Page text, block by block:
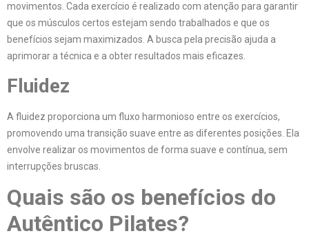
movimentos. Cada exercício é realizado com atenção para garantir
que os músculos certos estejam sendo trabalhados e que os
benefícios sejam maximizados. A busca pela precisão ajuda a
aprimorar a técnica e a obter resultados mais eficazes.
Fluidez
A fluidez proporciona um fluxo harmonioso entre os exercícios,
promovendo uma transição suave entre as diferentes posições. Ela
envolve realizar os movimentos de forma suave e contínua, sem
interrupções bruscas.
Quais são os benefícios do
Autêntico Pilates?